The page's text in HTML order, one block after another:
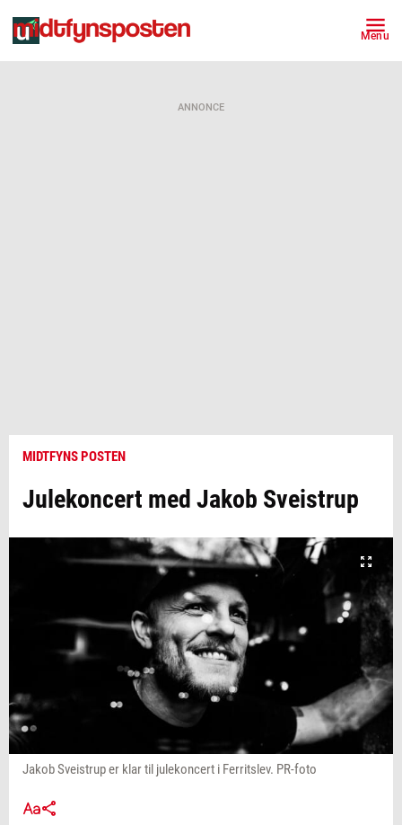
Menu
ANNONCE
MIDTFYNS POSTEN
Julekoncert med Jakob Sveistrup
Jakob Sveistrup er klar til julekoncert i Ferritslev. PR-foto